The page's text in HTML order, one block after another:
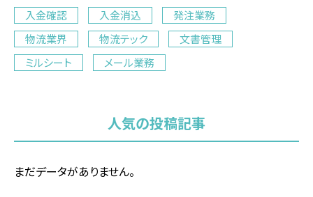
入金確認
入金消込
発注業務
物流業界
物流テック
文書管理
ミルシート
メール業務
人気の投稿記事
まだデータがありません。